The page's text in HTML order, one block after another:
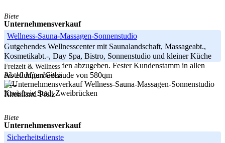
Biete
Unternehmensverkauf
Wellness-Sauna-Massagen-Sonnenstudio
Gutgehendes Wellnesscenter mit Saunalandschaft, Massageabt.,
Kosmetikabt.-, Day Spa, Bistro, Sonnenstudio und kleiner Küche
aus privaten Gründen abzugeben. Fester Kundenstamm in allen
Abteilungen Gebäude von 580qm
-----
Rheinland-Pfalz
Freizeit & Wellness
bis 10 Mitarbeiter
Kreisfreie Stadt Zweibrücken
Biete
Unternehmensverkauf
Sicherheitsdienste